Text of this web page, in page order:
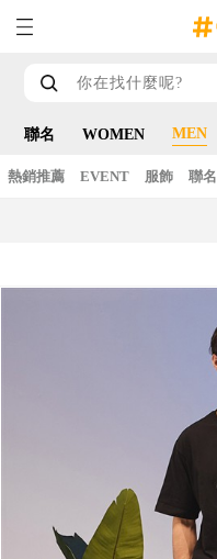
聯名 WOMEN MEN
熱銷推薦 EVENT 服飾 聯名